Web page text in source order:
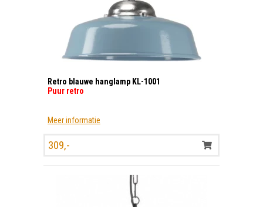
Retro blauwe hanglamp KL-1001
Puur retro
Meer informatie
309,-